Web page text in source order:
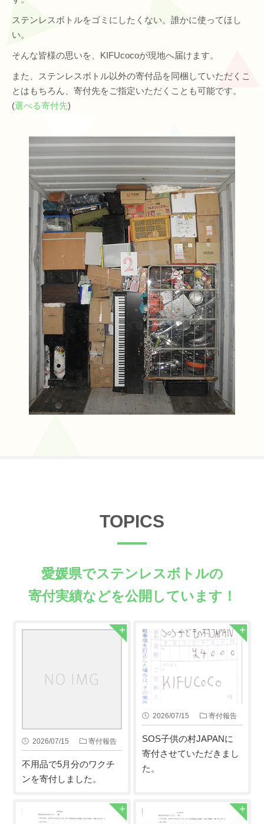
ステンレスボトルをゴミにしたくない。誰かに使ってほし
い。
そんな皆様の思いを、KIFUcocoが現地へ届けます。
また、ステンレスボトル以外の寄付品を同梱していただくこ
とはもちろん、寄付先をご指定いただくことも可能です。
(選べる寄付先)
TOPICS
愛媛県でステンレスボトルの
寄付実績などを公開しています！
2026/07/15 寄付報告
不用品で5月分のワクチ
ンを寄付しました。
2026/07/15 寄付報告
SOS子供の村JAPANに
寄付させていただきまし
た。